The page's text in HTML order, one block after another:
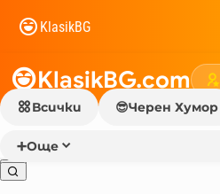
KlasikBG
KlasikBG.com
Всички
😎Черен Хумор
➕Още